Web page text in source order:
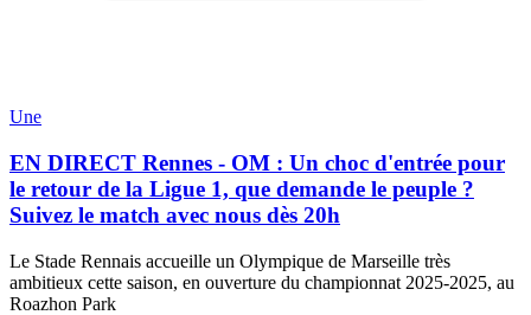
Une
EN DIRECT Rennes - OM : Un choc d'entrée pour
le retour de la Ligue 1, que demande le peuple ?
Suivez le match avec nous dès 20h
Le Stade Rennais accueille un Olympique de Marseille très
ambitieux cette saison, en ouverture du championnat 2025-2025, au
Roazhon Park